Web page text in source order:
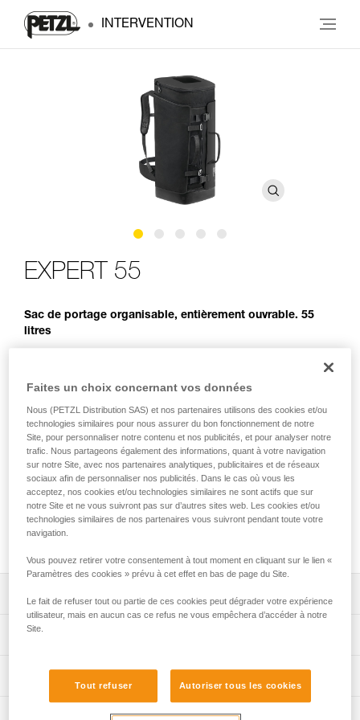
INTERVENTION
EXPERT 55
Sac de portage organisable, entièrement ouvrable. 55
litres
EXPERT 55 est un sac conçu pour organiser et transporter
les zones de contact. Ses poches de différents formats et
ses nombreux porte-matériel vous permettent d'organiser et
de sécuriser votre équipement. Ses différentes options
d'ouverture vous permettent d'accéder à ce dont vous avez
besoin rapidement et facilement. Il peut également être
totalement ouvert et posé au sol, le temps de la préparation
avant l'intervention. Sa construction robuste, avec bâche en
TPU, fond soudé et tissu renforcé, en fait un sac conçu pour
des utilisations intensives.
Confort et ergonomie d'utilisation :
réglables pour s'adapter au mieux à votre morphologie,
Spécifications techniques
Volume: 55 litres
Dimensions: 75 x 35 x 24 cm
Faites un choix concernant vos données
Nous (PETZL Distribution SAS) et nos partenaires utilisons des cookies et/ou
technologies similaires pour nous assurer du bon fonctionnement de notre
Site, pour personnaliser notre contenu et nos publicités, et pour analyser notre
trafic. Nous partageons également des informations, quant à votre navigation
sur notre Site, avec nos partenaires analytiques, publicitaires et de réseaux
sociaux afin de personnaliser nos publicités. Dans le cas où vous les
acceptez, nos cookies et/ou technologies similaires ne sont actifs que sur
notre Site et ne vous suivront pas sur d’autres sites web. Les cookies et/ou
technologies similaires de nos partenaires vous suivront pendant toute votre
navigation.
Vous pouvez retirer votre consentement à tout moment en cliquant sur le lien «
Paramètres des cookies » prévu à cet effet en bas de page du Site.
Le fait de refuser tout ou partie de ces cookies peut dégrader votre expérience
utilisateur, mais en aucun cas ce refus ne vous empêchera d’accéder à notre
Site.
Tout refuser Autoriser tous les cookies